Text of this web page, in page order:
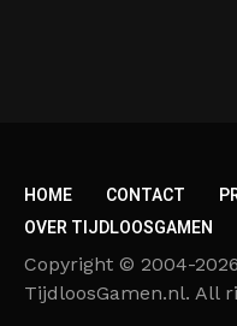
HOME CONTACT
OVER TIJDLOOSGAMEN
Copyright © 2004-
TijdloosGamen.nl. All